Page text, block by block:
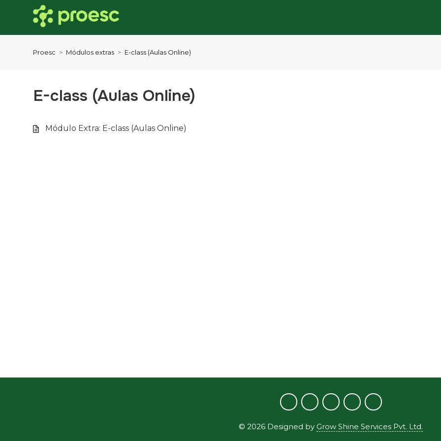
Proesc Módulos extras E-class (Aulas Online)
E-class (Aulas Online)
Módulo Extra: E-class (Aulas Online)
© 2026 Designed by Grow Shine Services Pvt. Ltd.